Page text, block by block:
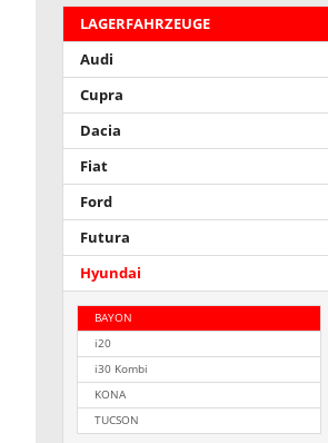
LAGERFAHRZEUGE
Audi
Cupra
Dacia
Fiat
Ford
Futura
Hyundai
BAYON
i20
i30 Kombi
KONA
TUCSON